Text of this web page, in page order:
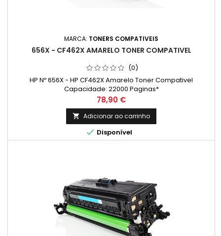
MARCA: TONERS COMPATIVEIS
656X - CF462X AMARELO TONER COMPATIVEL
(0)
HP Nº 656X - HP CF462X Amarelo Toner Compativel
Capacidade: 22000 Paginas*
Preço
78,90 €
 Adicionar ao carrinho
 Disponível